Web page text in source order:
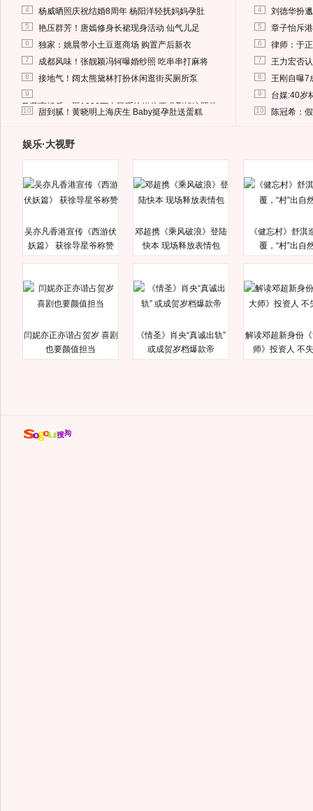
4 杨威晒照庆祝结婚8周年 杨阳洋轻抚妈妈孕肚
5 艳压群芳！唐嫣修身长裙现身活动 仙气儿足
6 独家：姚晨带小土豆逛商场 购置产后新衣
7 成都风味！张靓颖冯轲曝婚纱照 吃串串打麻将
8 接地气！阔太熊黛林打扮休闲逛街买厕所泵
9
马蓉离婚后，砸1000万人民币给媒体要求删掉这照片
10 甜到腻！黄晓明上海庆生 Baby挺孕肚送蛋糕
4 刘德华扮
5 章子怡斥
6 律师：于
7 王力宏否
8 王刚自曝7
9 台媒:40岁
10 陈冠希：
娱乐·大视野
吴亦凡香港宣传《西游伏
妖篇》 获徐导星爷称赞
邓超携《乘风破浪》登陆
快本 现场释放表情包
《健忘村》舒淇
覆，“村”出自
闫妮亦正亦谐占贺岁 喜剧
也要颜值担当
《情圣》肖央“真诚出轨”
或成贺岁档爆款帝
解读邓超新身份
师》投资人 不